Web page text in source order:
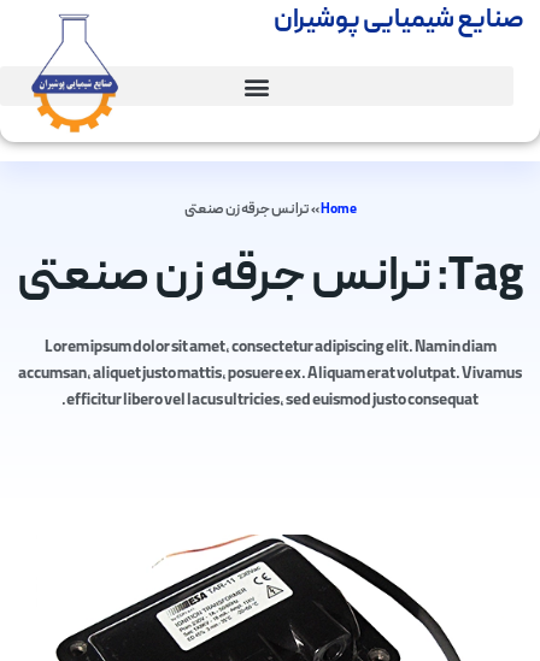
صنایع شیمیایی پوشیران
Home
»ترانس جرقه زن صنعتی
Tag: ترانس جرقه زن صنعتی
Lorem ipsum dolor sit amet, consectetur adipiscing elit. Nam in diam
accumsan, aliquet justo mattis, posuere ex. Aliquam erat volutpat. Vivamus
efficitur libero vel lacus ultricies, sed euismod justo consequat.